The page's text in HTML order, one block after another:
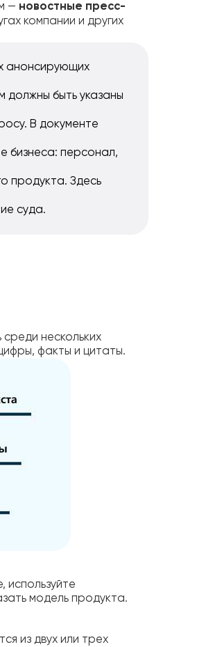
— новостные пресс-
компании и других
анонсирующих
должны быть указаны
В документе
бизнеса: персонал,
продукта. Здесь
суда.
нескольких
факты и цитаты.
используйте
модель продукта.
из двух или трех